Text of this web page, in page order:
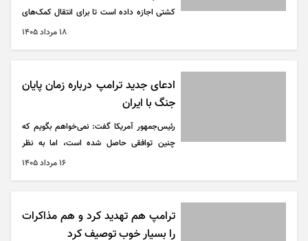
کشتی اجازه داده است تا برای انتقال کمک‌های
بشردوستانه از این محاصره عبور کنند.
۱۸ مرداد ۱۴۰۵
ادعای جدید ترامپ درباره زمان پایان
جنگ با ایران
رئیس‌جمهور آمریکا گفت: نمی‌خواهم بگویم که
چنین توافقی حاصل شده است، اما به نظر
می‌رسد تنگه در حال حاضر باز است. ما کنترل
۱۶ مرداد ۱۴۰۵
ترامپ هم تهدید کرد و هم مذاکرات
را بسیار خوب توصیف کرد